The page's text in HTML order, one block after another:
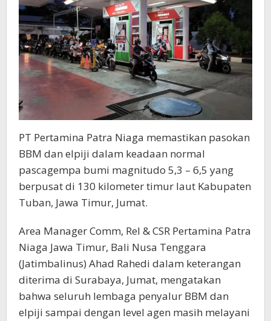
PT Pertamina Patra Niaga memastikan pasokan
BBM dan elpiji dalam keadaan normal
pascagempa bumi magnitudo 5,3 – 6,5 yang
berpusat di 130 kilometer timur laut Kabupaten
Tuban, Jawa Timur, Jumat.
Area Manager Comm, Rel & CSR Pertamina Patra
Niaga Jawa Timur, Bali Nusa Tenggara
(Jatimbalinus) Ahad Rahedi dalam keterangan
diterima di Surabaya, Jumat, mengatakan
bahwa seluruh lembaga penyalur BBM dan
elpiji sampai dengan level agen masih melayani